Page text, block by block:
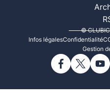
©
Infos légalesConfidentialité
Gestion